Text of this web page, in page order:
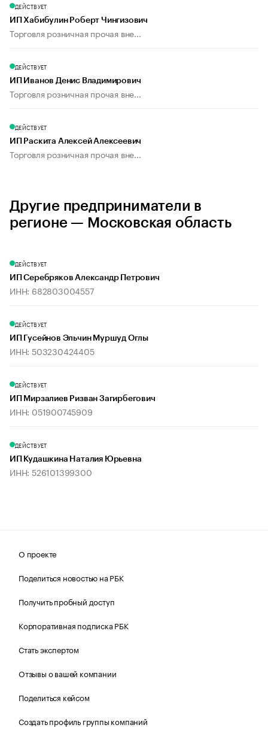
ДЕЙСТВУЕТ
ИП Хабибулин Роберт Чингизович
Торговля розничная прочая вне...
ДЕЙСТВУЕТ
ИП Иванов Денис Владимирович
Торговля розничная прочая вне...
ДЕЙСТВУЕТ
ИП Раскита Алексей Алексеевич
Торговля розничная прочая вне...
Другие предприниматели в
регионе — Московская область
ДЕЙСТВУЕТ
ИП Серебряков Александр Петрович
ИНН: 682803004557
ДЕЙСТВУЕТ
ИП Гусейнов Эльчин Муршуд Оглы
ИНН: 503230424405
ДЕЙСТВУЕТ
ИП Мирзалиев Ризван Загирбегович
ИНН: 051900745909
ДЕЙСТВУЕТ
ИП Кудашкина Наталия Юрьевна
ИНН: 526101399300
О проекте
Поделиться новостью на РБК
Получить пробный доступ
Корпоративная подписка РБК
Стать экспертом
Отзывы о вашей компании
Поделиться кейсом
Создать профиль группы компаний